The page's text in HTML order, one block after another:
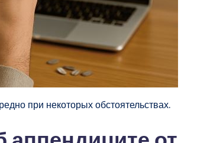
при некоторых обстоятельствах.